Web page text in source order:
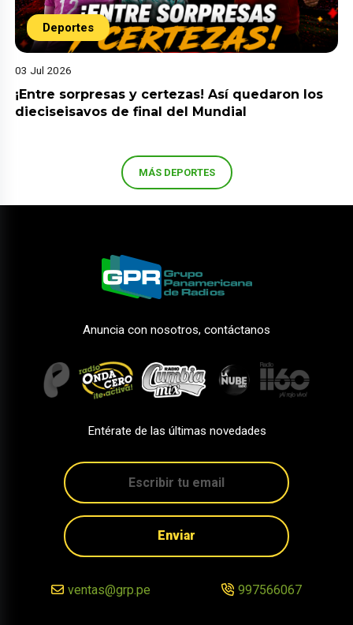
Deportes
03 Jul 2026
¡Entre sorpresas y certezas! Así quedaron los
dieciseisavos de final del Mundial
MÁS DEPORTES
Anuncia con nosotros, contáctanos
Entérate de las últimas novedades
Enviar
ventas@grp.pe 997566067